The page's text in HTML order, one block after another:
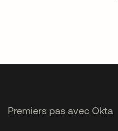
Premiers pas avec Okta